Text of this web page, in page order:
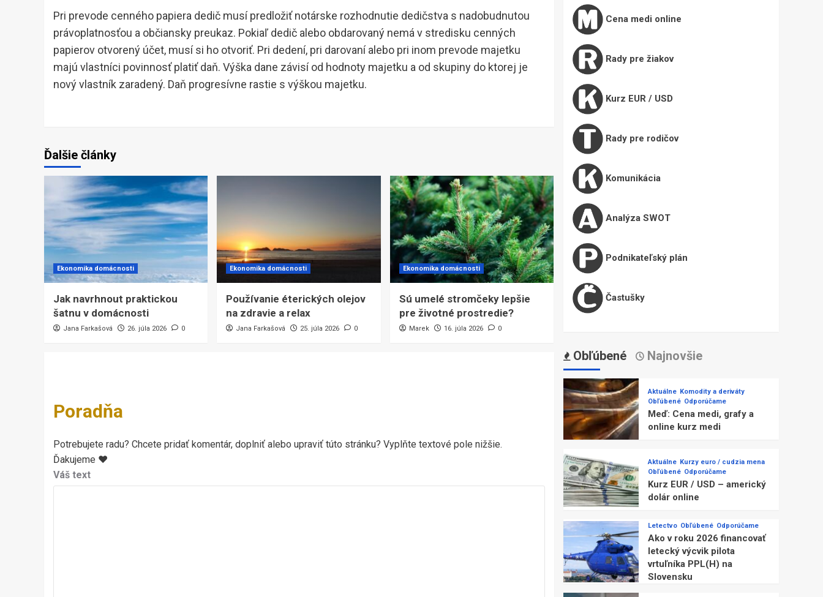
Pri prevode cenného papiera dedič musí predložiť notárske rozhodnutie dedičstva s nadobudnutou
právoplatnosťou a občiansky preukaz. Pokiaľ dedič alebo obdarovaný nemá v stredisku cenných
papierov otvorený účet, musí si ho otvoriť. Pri dedení, pri darovaní alebo pri inom prevode majetku
majú vlastníci povinnosť platiť daň. Výška dane závisí od hodnoty majetku a od skupiny do ktorej je
nový vlastník zaradený. Daň progresívne rastie s výškou majetku.
Ďalšie články
Ekonomika domácnosti
Jak navrhnout praktickou
šatnu v domácnosti
Jana Farkašová 26. júla 2026 0
Ekonomika domácnosti
Používanie éterických olejov
na zdravie a relax
Jana Farkašová 25. júla 2026 0
Ekonomika domácnosti
Sú umelé stromčeky lepšie
pre životné prostredie?
Marek 16. júla 2026 0
Poradňa
Potrebujete radu? Chcete pridať komentár, doplniť alebo upraviť túto stránku? Vyplňte textové pole nižšie.
Ďakujeme ♥
Váš text
Cena medi online
Rady pre žiakov
Kurz EUR / USD
Rady pre rodičov
Komunikácia
Analýza SWOT
Podnikateľský plán
Častušky
Obľúbené Najnovšie
Aktuálne Komodity a deriváty
Obľúbené Odporúčame
Meď: Cena medi, grafy a
online kurz medi
Aktuálne Kurzy euro / cudzia mena
Obľúbené Odporúčame
Kurz EUR / USD – americký
dolár online
Letectvo Obľúbené Odporúčame
Ako v roku 2026 financovať
letecký výcvik pilota
vrtuľníka PPL(H) na
Slovensku